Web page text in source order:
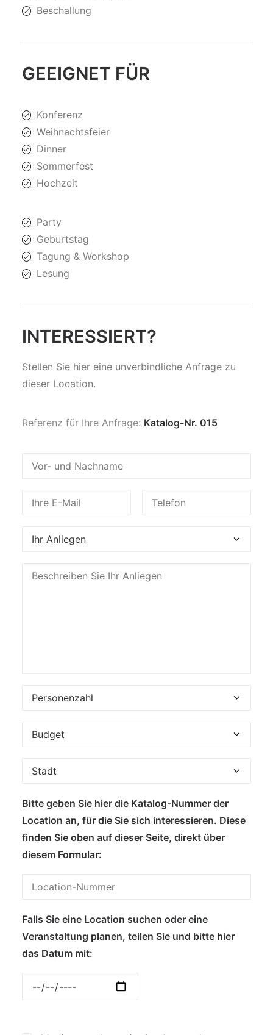
Beschallung
GEEIGNET FÜR
Konferenz
Weihnachtsfeier
Dinner
Sommerfest
Hochzeit
Party
Geburtstag
Tagung & Workshop
Lesung
INTERESSIERT?
Stellen Sie hier eine unverbindliche Anfrage zu
dieser Location.
Referenz für Ihre Anfrage: Katalog-Nr. 015
Bitte geben Sie hier die Katalog-Nummer der
Location an, für die Sie sich interessieren. Diese
finden Sie oben auf dieser Seite, direkt über
diesem Formular:
Falls Sie eine Location suchen oder eine
Veranstaltung planen, teilen Sie und bitte hier
das Datum mit: